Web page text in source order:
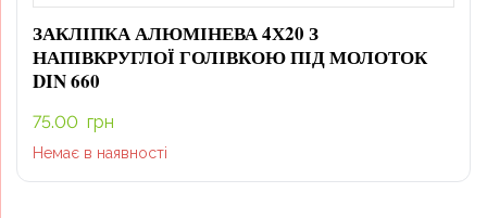
ЗАКЛІПКА АЛЮМІНЕВА 4Х20 З
НАПІВКРУГЛОЇ ГОЛІВКОЮ ПІД МОЛОТОК
DIN 660
75.00 грн
Немає в наявності